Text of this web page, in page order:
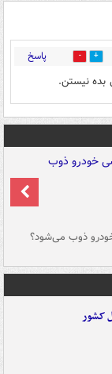
0 پاسخ
بده نيستن.
ذوب می‌شود؟
کشور